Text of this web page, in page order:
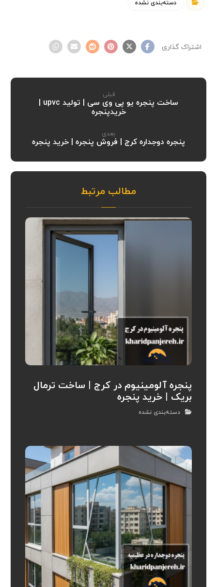
دسته‌بندی نشده
قبلی
ساخت پنجره یو پی وی سی | تولید upvc |
خریدپنجره
بعدی
پنجره دوجداره کرج | فروش پنجره | خرید پنجره
مطالب مرتبط
پنجره آلومینیوم در کرج | ساخت ترمال
بریک | خرید پنجره
دسته‌بندی نشده